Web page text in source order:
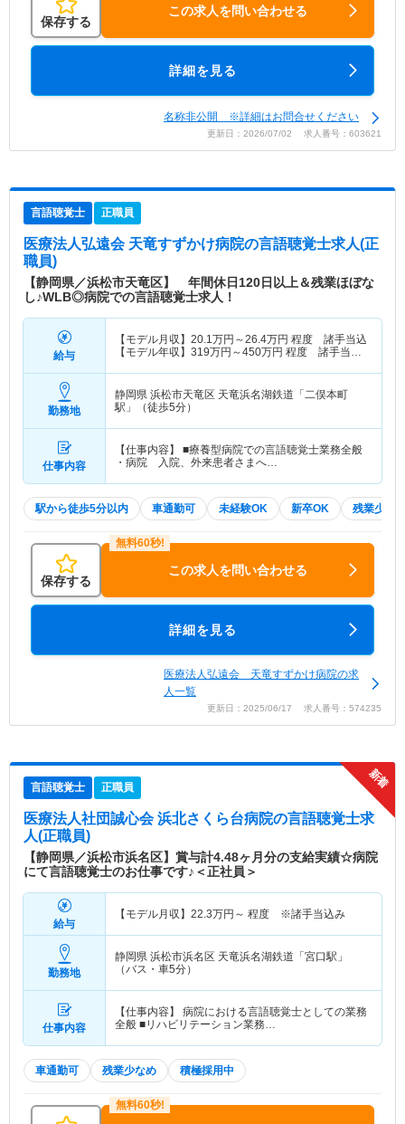
保存する
この求人を問い合わせる
詳細を見る
名称非公開 ※詳細はお問合せください
更新日：2026/07/02 求人番号：603621
言語聴覚士 正職員
医療法人弘遠会 天竜すずかけ病院の言語聴覚士求人(正
職員)
【静岡県／浜松市天竜区】 年間休日120日以上＆残業ほぼな
し♪WLB◎病院での言語聴覚士求人！
給与
【モデル月収】 20.1万円～26.4万円 程度 諸手当込
【モデル年収】 319万円～450万円 程度 諸手当・
勤務地
静岡県 浜松市天竜区 天竜浜名湖鉄道「二俣本町
駅」（徒歩5分）
仕事内容
【仕事内容】 ■療養型病院での言語聴覚士業務全般
・病院 入院、外来患者さまへ…
駅から徒歩5分以内 車通勤可 未経験OK 新卒OK 残業少な
保存する
この求人を問い合わせる
詳細を見る
医療法人弘遠会 天竜すずかけ病院の求
人一覧
更新日：2025/06/17 求人番号：574235
言語聴覚士 正職員
医療法人社団誠心会 浜北さくら台病院の言語聴覚士求
人(正職員)
【静岡県／浜松市浜名区】賞与計4.48ヶ月分の支給実績☆病院
にて言語聴覚士のお仕事です♪＜正社員＞
給与
【モデル月収】 22.3万円～ 程度 ※諸手当込み
勤務地
静岡県 浜松市浜名区 天竜浜名湖鉄道「宮口駅」
（バス・車5分）
仕事内容
【仕事内容】 病院における言語聴覚士としての業務
全般 ■リハビリテーション業務…
車通勤可 残業少なめ 積極採用中